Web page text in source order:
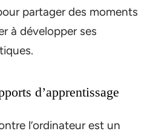
partager des moments
à développer ses
d’apprentissage
l’ordinateur est un